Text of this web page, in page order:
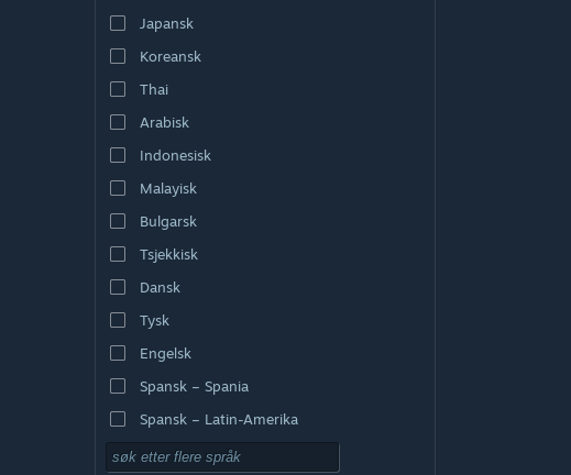
Japansk
Koreansk
Thai
Arabisk
Indonesisk
Malayisk
Bulgarsk
Tsjekkisk
Dansk
Tysk
Engelsk
Spansk – Spania
Spansk – Latin-Amerika